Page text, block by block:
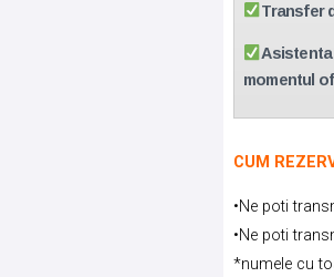
Transfer
Asistenta
momentul
CUM
•Ne poti
•Ne poti
*numele cu